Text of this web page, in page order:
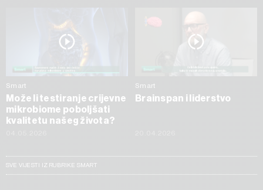
Smart
Može li testiranje crijevne
mikrobiome poboljšati
kvalitetu našeg života?
Smart
Brainspan i liderstvo
SVE VIJESTI IZ RUBRIKE SMART